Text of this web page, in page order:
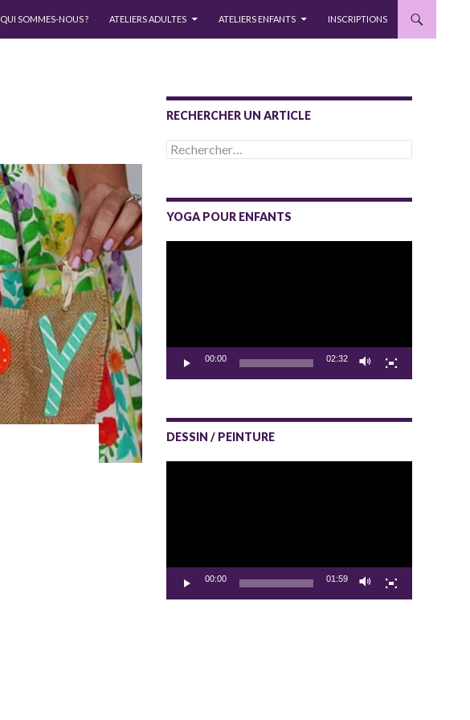
QUI SOMMES-NOUS ? ATELIERS ADULTES ATELIERS ENFANTS INSCRIPTIONS
RECHERCHER UN ARTICLE
Rechercher :
YOGA POUR ENFANTS
00:00 02:32
DESSIN / PEINTURE
00:00 01:59